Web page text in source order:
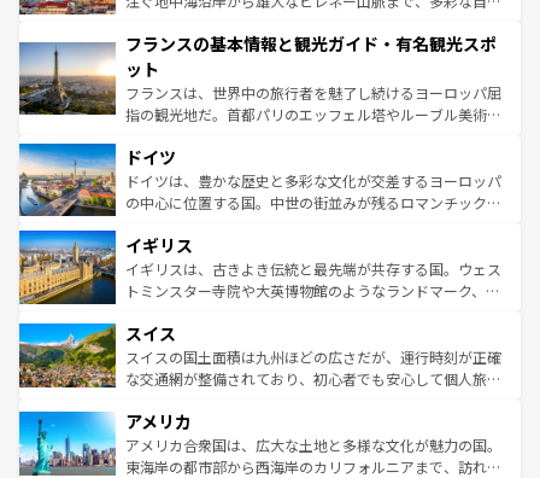
ませてくれるイタリアで、忘れられない旅をしてみよう！
なお、新着のイタリア情報は
しい。
文化が根付くこの国では、情熱的なフラメンコ、熱気あふ
れる闘牛、そして美味しいタパスが生活の一部となってい
る。首都マドリードの洗練された雰囲気や、バルセロナの
アートに溢れた街角から、地方では古代ローマ遺跡や中世
せる。地方によって風土や気候が異なるスペインはその個
性で訪れる人を魅了する。 なお、新着のスペイン情報は コ
ンテンツ一覧を参照してほしい。
フランスの基本情報と観光ガイド・有名観光スポ
ット
フランスは、世界中の旅行者を魅了し続けるヨーロッパ屈
指の観光地だ。首都パリのエッフェル塔やルーブル美術館
で、幅広い魅力が詰まっている。華麗な宮殿、歴史的な大
聖堂、美しいビーチ、そして豊かな自然が、訪れる者を心
から魅了する。また、フランスは美食の国としても知ら
いる。シャンパンの発祥地であるランス、プロヴァンスの
香り高いラベンダー畑など、多彩な楽しみ方が可能だ。さ
らに、パリ以外の地域にも魅力が溢れており、どの街角に
れる地方に足を運ぶとそれぞれで全く異なる文化を体験で
きるだろう。 なお、新着のフランス情報はコンテンツ一覧
を参照してほしい。
ドイツ
ドイツは、豊かな歴史と多彩な文化が交差するヨーロッパ
の中心に位置する国。中世の街並みが残るロマンチック街
顔を持つこの国は、どこを歩いても飽きることがない。ベ
ルリンの文化的活気、バイエルン州のアルプスの絶景、そ
してライン川沿いのワイン畑といった風景は必見。ビール
は、お酒好きな人にはぜひ体験してほしい。 なお、新着の
ドイツ情報はコンテンツ一覧を参照してほしい。
イギリス
イギリスは、古きよき伝統と最先端が共存する国。ウェス
トミンスター寺院や大英博物館のようなランドマーク、歴
リアごとに異なる魅力がある。また、優雅なアフタヌーン
ティー、ビール好きにはたまらない英国パブ、サッカー観
戦など、本場だからこそできる体験も豊富。イギリスを旅
ンツ一覧を参照してほしい。
スイス
スイスの国土面積は九州ほどの広さだが、運行時刻が正確
な交通網が整備されており、初心者でも安心して個人旅行
の建物がそのまま残る町や、スイスならではのユニークな
博物館もあり、アルプス観光だけでなく町歩きも満喫する
ことができる。国民の所得が高いため物価も高いが、旅行
アメリカ
アメリカ合衆国は、広大な土地と多様な文化が魅力の国。
東海岸の都市部から西海岸のカリフォルニアまで、訪れる